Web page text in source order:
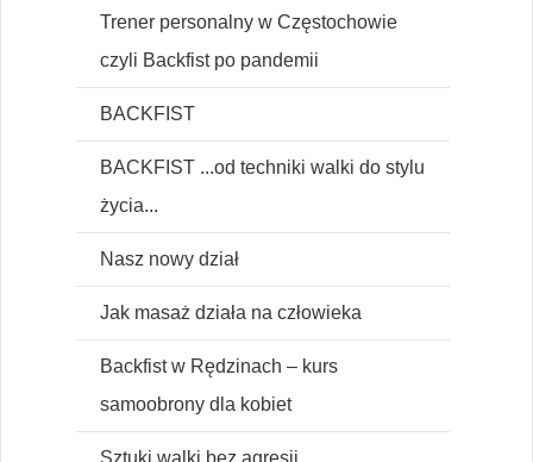
Trener personalny w Częstochowie
czyli Backfist po pandemii
BACKFIST
BACKFIST ...od techniki walki do stylu
życia...
Nasz nowy dział
Jak masaż działa na człowieka
Backfist w Rędzinach – kurs
samoobrony dla kobiet